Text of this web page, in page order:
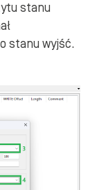
stanu
stanu wyjść.